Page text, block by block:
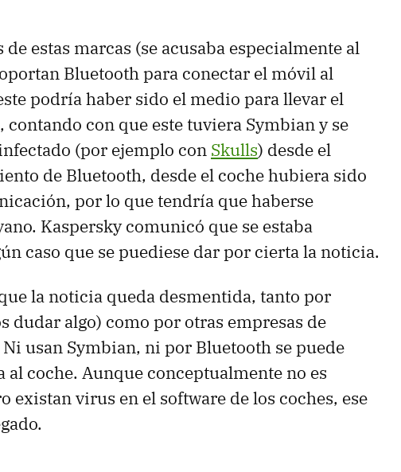
estas marcas (se acusaba especialmente al
Bluetooth para conectar el móvil al
podría haber sido el medio para llevar el
con que este tuviera Symbian y se
(por ejemplo con Skulls) desde el
de Bluetooth, desde el coche hubiera sido
por lo que tendría que haberse
Kaspersky comunicó que se estaba
caso que se puediese dar por cierta la noticia.
la noticia queda desmentida, tanto por
dudar algo) como por otras empresas de
usan Symbian, ni por Bluetooth se puede
al coche. Aunque conceptualmente no es
existan virus en el software de los coches, ese